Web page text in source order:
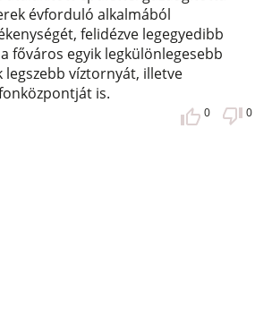
évforduló alkalmából
felidézve legegyedibb
főváros egyik legkülönlegesebb
legszebb víztornyát, illetve
is.
0 0